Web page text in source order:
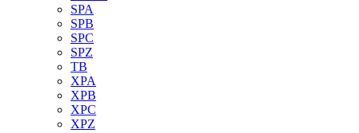
SPA
SPB
SPC
SPZ
TB
XPA
XPB
XPC
XPZ